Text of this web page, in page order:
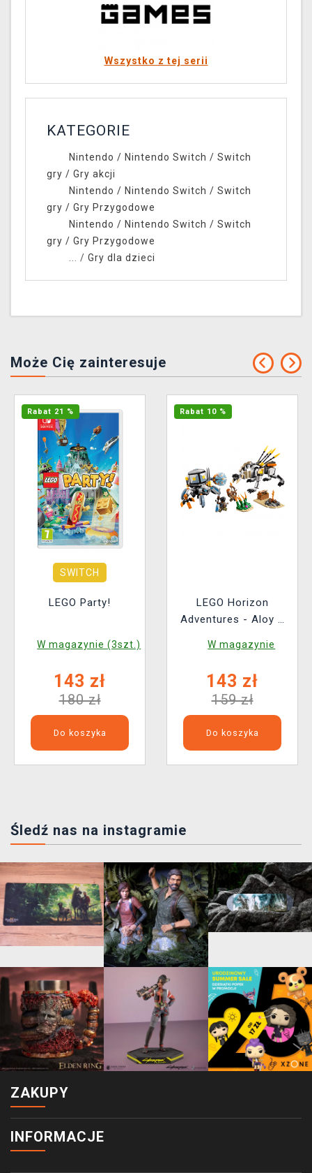
Wszystko z tej serii
KATEGORIE
Nintendo / Nintendo Switch / Switch
gry / Gry akcji
Nintendo / Nintendo Switch / Switch
gry / Gry Przygodowe
Nintendo / Nintendo Switch / Switch
gry / Gry Przygodowe
... / Gry dla dzieci
Może Cię zainteresuje
Rabat 21 %
SWITCH
LEGO Party!
W magazynie (3szt.)
143 zł
180 zł
Do koszyka
Rabat 10 %
LEGO Horizon
Adventures - Aloy a
a Sawtooth
W magazynie
143 zł
159 zł
Do koszyka
Śledź nas na instagramie
ZAKUPY
INFORMACJE